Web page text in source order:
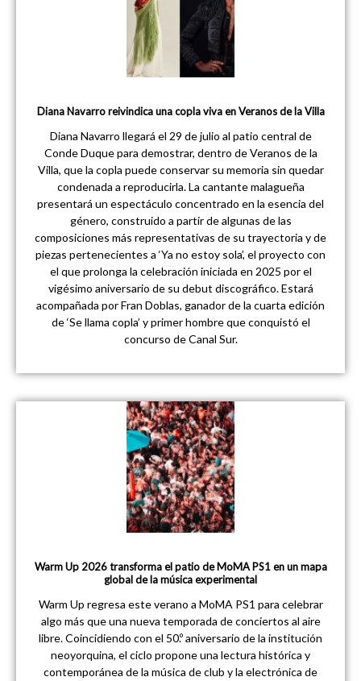
Diana Navarro reivindica una copla viva en Veranos de la Villa
Diana Navarro llegará el 29 de julio al patio central de
Conde Duque para demostrar, dentro de Veranos de la
Villa, que la copla puede conservar su memoria sin quedar
condenada a reproducirla. La cantante malagueña
presentará un espectáculo concentrado en la esencia del
género, construido a partir de algunas de las
composiciones más representativas de su trayectoria y de
piezas pertenecientes a ‘Ya no estoy sola’, el proyecto con
el que prolonga la celebración iniciada en 2025 por el
vigésimo aniversario de su debut discográfico. Estará
acompañada por Fran Doblas, ganador de la cuarta edición
de ‘Se llama copla’ y primer hombre que conquistó el
concurso de Canal Sur.
Warm Up 2026 transforma el patio de MoMA PS1 en un mapa
global de la música experimental
Warm Up regresa este verano a MoMA PS1 para celebrar
algo más que una nueva temporada de conciertos al aire
libre. Coincidiendo con el 50.º aniversario de la institución
neoyorquina, el ciclo propone una lectura histórica y
contemporánea de la música de club y la electrónica de